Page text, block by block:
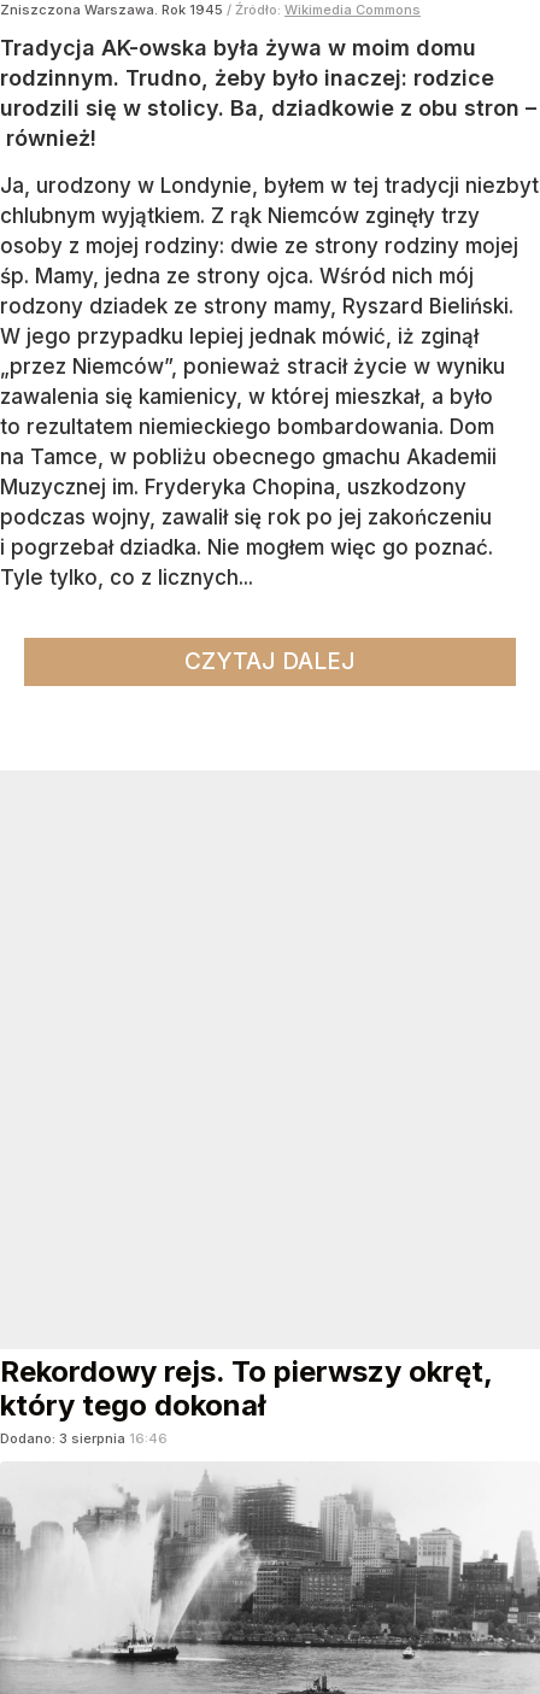
Zniszczona Warszawa. Rok 1945 / Źródło: Wikimedia Commons
Tradycja AK-owska była żywa w moim domu
rodzinnym. Trudno, żeby było inaczej: rodzice
urodzili się w stolicy. Ba, dziadkowie z obu stron –
również!
Ja, urodzony w Londynie, byłem w tej tradycji niezbyt
chlubnym wyjątkiem. Z rąk Niemców zginęły trzy
osoby z mojej rodziny: dwie ze strony rodziny mojej
śp. Mamy, jedna ze strony ojca. Wśród nich mój
rodzony dziadek ze strony mamy, Ryszard Bieliński.
W jego przypadku lepiej jednak mówić, iż zginął
„przez Niemców”, ponieważ stracił życie w wyniku
zawalenia się kamienicy, w której mieszkał, a było
to rezultatem niemieckiego bombardowania. Dom
na Tamce, w pobliżu obecnego gmachu Akademii
Muzycznej im. Fryderyka Chopina, uszkodzony
podczas wojny, zawalił się rok po jej zakończeniu
i pogrzebał dziadka. Nie mogłem więc go poznać.
Tyle tylko, co z licznych...
CZYTAJ DALEJ
Rekordowy rejs. To pierwszy okręt,
który tego dokonał
Dodano: 3 sierpnia 16:46